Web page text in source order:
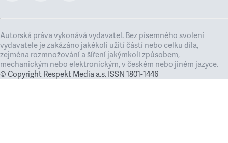
Autorská práva vykonává vydavatel. Bez písemného svolení
vydavatele je zakázáno jakékoli užití částí nebo celku díla,
zejména rozmnožování a šíření jakýmkoli způsobem,
mechanickým nebo elektronickým, v českém nebo jiném jazyce.
© Copyright Respekt Media a.s. ISSN 1801-1446